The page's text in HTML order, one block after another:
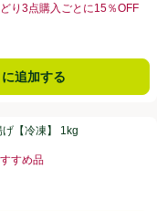
り3点購入ごとに15％OFF
追加する
【冷凍】 1kg
すめ品